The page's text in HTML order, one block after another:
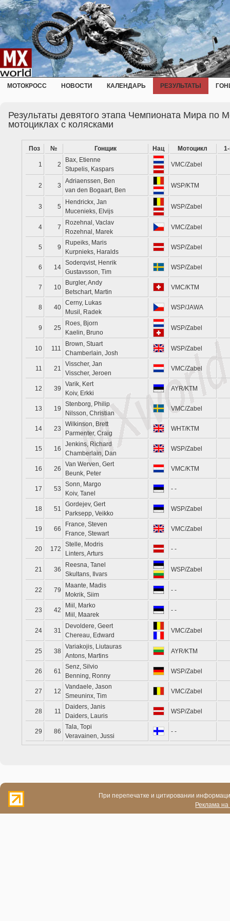
МОТОКРОСС НОВОСТИ КАЛЕНДАРЬ РЕЗУЛЬТАТЫ
Результаты девятого этапа Чемпионата Мира по
мотоциклах с колясками
Поз № Гонщик Нац Мотоцикл
1 2
Bax, Etienne
Stupelis, Kaspars
VMC/Zabel
2 3
Adriaenssen, Ben
van den Bogaart, Ben
WSP/KTM
3 5
Hendrickx, Jan
Mucenieks, Elvijs
WSP/Zabel
4 7
Rozehnal, Vaclav
Rozehnal, Marek
VMC/Zabel
5 9
Rupeiks, Maris
Kurpnieks, Haralds
WSP/Zabel
6 14
Soderqvist, Henrik
Gustavsson, Tim
WSP/Zabel
7 10
Burgler, Andy
Betschart, Martin
VMC/KTM
8 40
Cerny, Lukas
Musil, Radek
WSP/JAWA
9 25
Roes, Bjorn
Kaelin, Bruno
WSP/Zabel
10 111
Brown, Stuart
Chamberlain, Josh
WSP/Zabel
11 21
Visscher, Jan
Visscher, Jeroen
VMC/Zabel
12 39
Varik, Kert
Koiv, Erkki
AYR/KTM
13 19
Stenborg, Philip
Nilsson, Christian
VMC/Zabel
14 23
Wilkinson, Brett
Parmenter, Craig
WHT/KTM
15 16
Jenkins, Richard
Chamberlain, Dan
WSP/Zabel
16 26
Van Werven, Gert
Beunk, Peter
VMC/KTM
17 53
Sonn, Margo
Koiv, Tanel
- -
18 51
Gordejev, Gert
Parksepp, Veikko
WSP/Zabel
19 66
France, Steven
France, Stewart
VMC/Zabel
20 172
Stelle, Modris
Linters, Arturs
- -
21 36
Reesna, Tanel
Skultans, Ilvars
WSP/Zabel
22 79
Maante, Madis
Mokrik, Siim
- -
23 42
Miil, Marko
Miil, Maarek
- -
24 31
Devoldere, Geert
Chereau, Edward
VMC/Zabel
25 38
Variakojis, Liutauras
Antons, Martins
AYR/KTM
26 61
Senz, Silvio
Benning, Ronny
WSP/Zabel
27 12
Vandaele, Jason
Smeuninx, Tim
VMC/Zabel
28 11
Daiders, Janis
Daiders, Lauris
WSP/Zabel
29 86
Tala, Topi
Veravainen, Jussi
- -
При перепечатке и цитировании
Реклама на